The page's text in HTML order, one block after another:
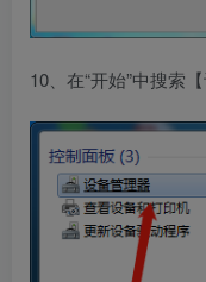
10、在“开始”中搜索